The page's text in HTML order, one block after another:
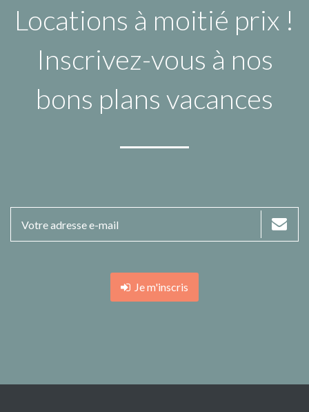
Locations à moitié prix !
Inscrivez-vous à nos
bons plans vacances
Je m'inscris